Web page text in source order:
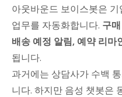
아웃바운드 보이스봇은
업무를 자동화합니다. 구
배송 예정 알림, 예약 리마
됩니다.
과거에는 상담사가 수백
니다. 하지만 음성 챗봇은